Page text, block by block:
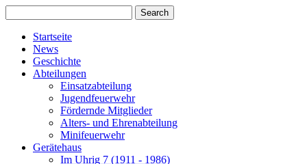
Startseite
News
Geschichte
Abteilungen
Einsatzabteilung
Jugendfeuerwehr
Fördernde Mitglieder
Alters- und Ehrenabteilung
Minifeuerwehr
Gerätehaus
Im Uhrig 7 (1911 - 1986)